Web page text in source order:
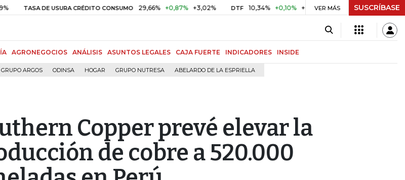
TASA DE USURA CRÉDITO CONSUMO 29,66% +0,87% +3,02% DTF 10,34% +0,10% +0,98% UVR $ 416,91 +$ 0,05
VER MÁS SUSCRÍBASE
AGRONEGOCIOS ANÁLISIS ASUNTOS LEGALES CAJA FUERTE INDICADORES INSIDE
GRUPO ARGOS ODINSA HOGAR GRUPO NUTRESA ABELARDO DE LA ESPRIELLA
Copper prevé elevar la
de cobre a 520.000